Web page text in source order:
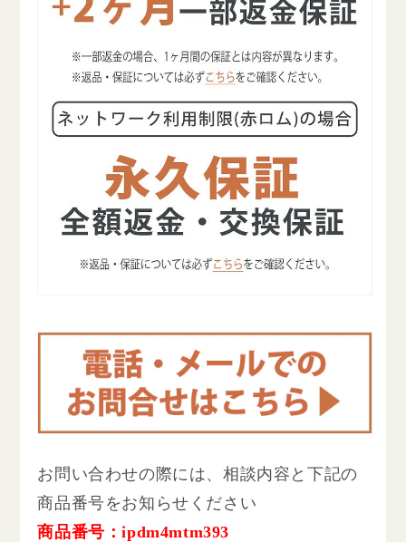
お問い合わせの際には、相談内容と下記の
商品番号をお知らせください
商品番号：ipdm4mtm393